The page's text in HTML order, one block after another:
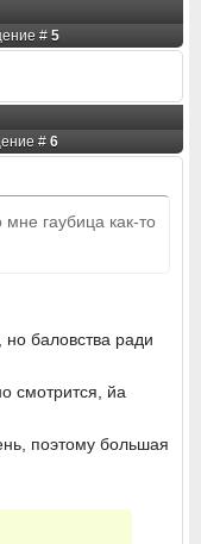
# 5
# 6
гаубица как-то
баловства ради
смотрится, йа
поэтому большая